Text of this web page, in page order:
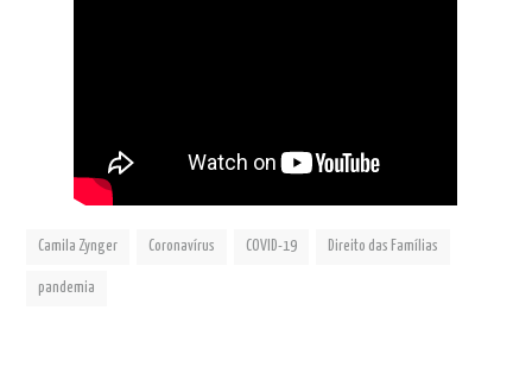
Camila Zynger Coronavírus COVID-19 Direito das Famílias
pandemia